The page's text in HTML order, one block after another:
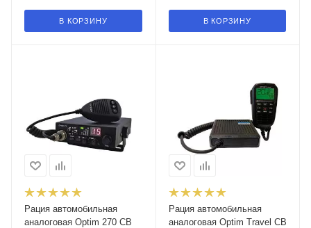
В КОРЗИНУ В КОРЗИНУ
Рация автомобильная
аналоговая Optim 270 СB
Рация автомобильная
аналоговая Optim Travel CB